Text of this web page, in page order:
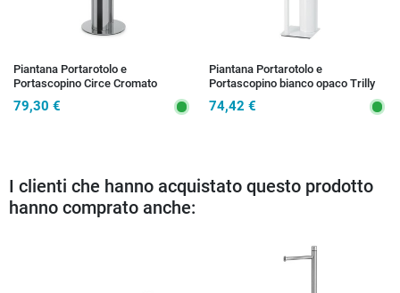
Piantana Portarotolo e
Portascopino Circe Cromato
79,30 €
Piantana Portarotolo e
Portascopino bianco opaco Trilly
74,42 €
I clienti che hanno acquistato questo prodotto
hanno comprato anche: